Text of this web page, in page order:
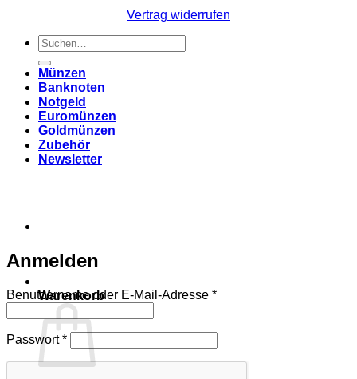
Warenkorb
Vertrag widerrufen
Suchen
nach:
Münzen
Banknoten
Notgeld
Euromünzen
Goldmünzen
Zubehör
Newsletter
Anmelden
Benutzername oder E-Mail-Adresse *Erforderlich
Passwort*Erforderlich